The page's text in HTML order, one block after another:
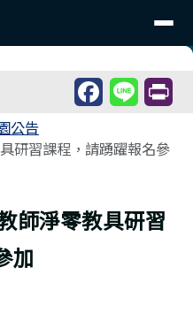
公告
研習課程，請踴躍報名參
師淨零教具研習
加